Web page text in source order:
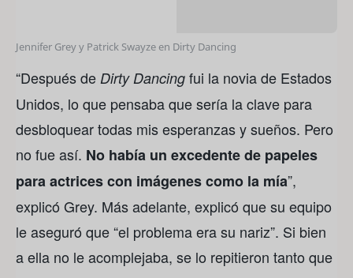
Jennifer Grey y Patrick Swayze en Dirty Dancing
“Después de Dirty Dancing fui la novia de Estados
Unidos, lo que pensaba que sería la clave para
desbloquear todas mis esperanzas y sueños. Pero
no fue así. No había un excedente de papeles
para actrices con imágenes como la mía”,
explicó Grey. Más adelante, explicó que su equipo
le aseguró que “el problema era su nariz”. Si bien
a ella no le acomplejaba, se lo repitieron tanto que